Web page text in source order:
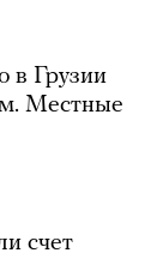
в Грузии
Местные
счет